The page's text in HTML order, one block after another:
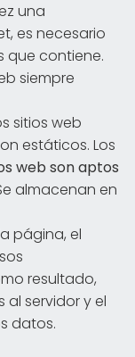
una
es necesario
que contiene.
siempre
sitios web
estáticos. Los
web son aptos
almacenan en
página, el
resultado,
servidor y el
datos.